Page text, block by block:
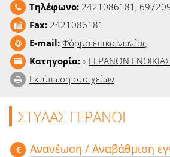
Ειδήσεις
Παιχνίδια
Ραδιόφωνο
Τηλέφωνο: 2421086181,
Fax: 2421086181
E-mail: Φόρμα επικοινωνίας
Κατηγορία: » ΓΕΡΑΝΩΝ
Εκτύπωση στοιχείων
ΣΤΥΛΑΣ ΓΕΡΑΝΟΙ
Aνανέωση / Αναβάθμιση